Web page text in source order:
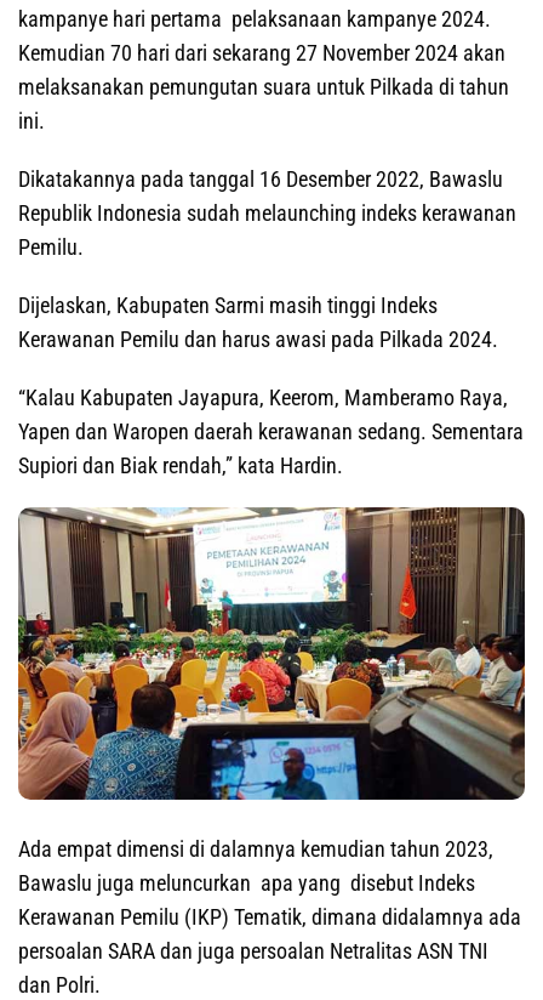
kampanye hari pertama pelaksanaan kampanye 2024.
Kemudian 70 hari dari sekarang 27 November 2024 akan
melaksanakan pemungutan suara untuk Pilkada di tahun
ini.
Dikatakannya pada tanggal 16 Desember 2022, Bawaslu
Republik Indonesia sudah melaunching indeks kerawanan
Pemilu.
Dijelaskan, Kabupaten Sarmi masih tinggi Indeks
Kerawanan Pemilu dan harus awasi pada Pilkada 2024.
“Kalau Kabupaten Jayapura, Keerom, Mamberamo Raya,
Yapen dan Waropen daerah kerawanan sedang. Sementara
Supiori dan Biak rendah,” kata Hardin.
Ada empat dimensi di dalamnya kemudian tahun 2023,
Bawaslu juga meluncurkan apa yang disebut Indeks
Kerawanan Pemilu (IKP) Tematik, dimana didalamnya ada
persoalan SARA dan juga persoalan Netralitas ASN TNI
dan Polri.